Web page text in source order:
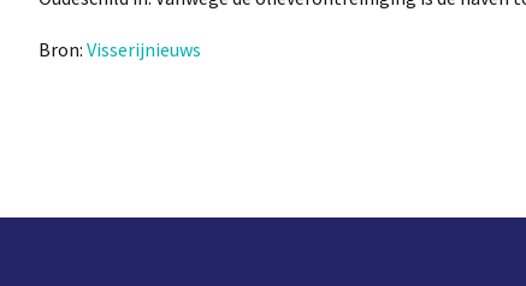
Bron: Visserijnieuws